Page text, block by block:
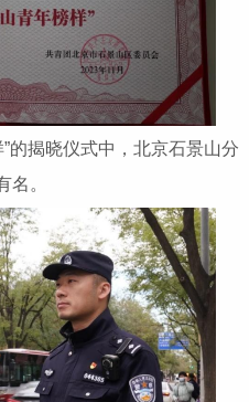
的揭晓仪式中，北京石景山分
名。